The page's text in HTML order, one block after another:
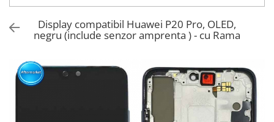
Ecrane iPhone
Ecrane Huawei / Honor
Ecrane Xiaomi / Redmi
Ecrane Nokia
Ecrane Oppo / Realme
Display compatibil Huawei P20 Pro, OLED,
negru (include senzor amprenta ) - cu Rama